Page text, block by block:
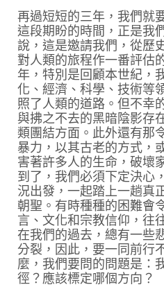
再過短短的三年，我們就
這段期盼的時間，正是我
說，這是邀請我們，從歷
對人類的旅程作一番評估
年，特別是回顧本世紀，
化、經濟、科學、技術等
照了人類的道路。但不幸
與拂之不去的黑暗陰影存
類團結方面。此外還有那
暴力，以其古老的方式，
害著許多人的生命，破壞
到了，我們必須下定決心
況出發，一起踏上一趟真
朝聖。有時種種的困難會
言、文化和宗教信仰，往
在我們的過去，總有一些
分裂，因此，要一同前行
麼，我們要問的問題是：
徑？應該標定哪個方向？